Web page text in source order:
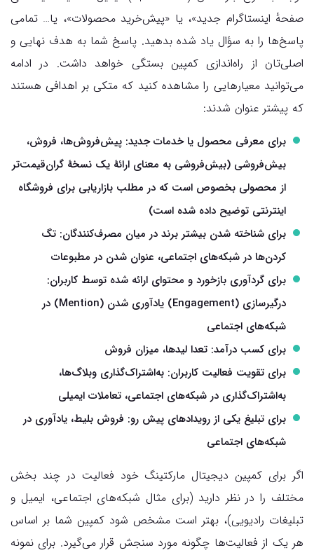
صفحهٔ اینستاگرام جدید»، یا «پیش‌خرید محصولات»، یا… تمامی
پاسخ‌ها را به سؤال یاد شده بدهید. پاسخ شما به هدف نهایی و
اصلی‌تان از راه‌اندازی کمپین بستگی خواهد داشت. در ادامه
می‌توانید معیارهایی را مشاهده کنید که متکی بر اهدافی هستند
که پیش­تر عنوان شدند:
برای معرفی محصول یا خدمات جدید: پیش‌فروش‌ها، فروش،
بیش‌فروشی (بیش‌فروشی به معنای ارائهٔ یک نسخهٔ گران‌قیمت‌تر
از محصولی بخصوص است که در مطلب بازاریابی برای فروشگاه
اینترنتی توضیح داده شده است)
برای شناخته‌ شدن بیشتر برند در میان مصرف‌کنندگان: تگ‌
کردن‌‌ها در شبکه‌های اجتماعی، عنوان شدن در مطبوعات
برای گردآوری بازخورد و محتوای ارائه شده توسط کاربران:
درگیرسازی (Engagement) یادآوری شدن (Mention) در
شبکه‌های اجتماعی
برای کسب درآمد: تعدا لیدها، میزان فروش
برای تقویت فعالیت کاربران: به‌اشتراک‌گذاری وبلاگ‌ها،
به‌اشتراک‌گذاری در شبکه‌های اجتماعی، تعاملات ایمیلی
برای تبلیغ یکی از رویدادهای پیش رو: فروش بلیط، یادآوری در
شبکه‌های اجتماعی
اگر برای کمپین دیجیتال مارکتینگ خود فعالیت در چند بخش
مختلف را در نظر دارید (برای مثال شبکه‌های اجتماعی، ایمیل و
تبلیغات رادیویی)، بهتر است مشخص شود کمپین شما بر اساس
هر یک از فعالیت‌ها چگونه مورد سنجش قرار می‌گیرد. برای نمونه